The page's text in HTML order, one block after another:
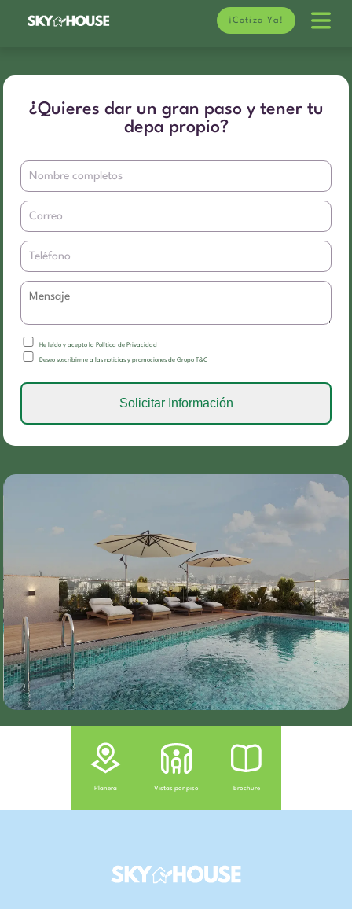
¡Cotiza Ya!
¿Quieres dar un gran paso y tener tu
depa propio?
He leído y acepto la Política de Privacidad
Deseo suscribirme a las noticias y promociones de Grupo T&C
Solicitar Información
Planera Vistas por piso Brochure